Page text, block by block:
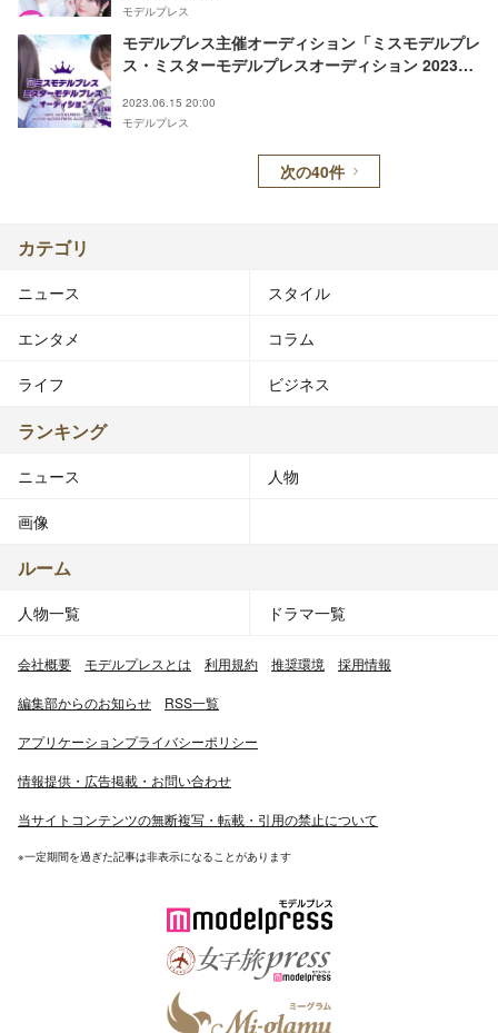
モデルプレス
モデルプレス主催オーディション「ミスモデルプレ
ス・ミスターモデルプレスオーディション 2023
2023.06.15 20:00
モデルプレス
次の40件
カテゴリ
ニュース スタイル
エンタメ コラム
ライフ ビジネス
ランキング
ニュース 人物
画像
ルーム
人物一覧 ドラマ一覧
会社概要 モデルプレスとは 利用規約 推奨環境 採用情報
編集部からのお知らせ RSS一覧
アプリケーションプライバシーポリシー
情報提供・広告掲載・お問い合わせ
当サイトコンテンツの無断複写・転載・引用の禁止について
※一定期間を過ぎた記事は非表示になることがあります